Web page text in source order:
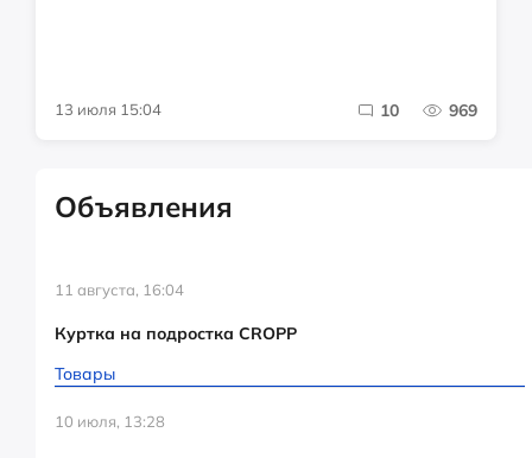
13 июля 15:04 10 969
Объявления
11 августа, 16:04
Куртка на подростка CROPP
Товары
10 июля, 13:28